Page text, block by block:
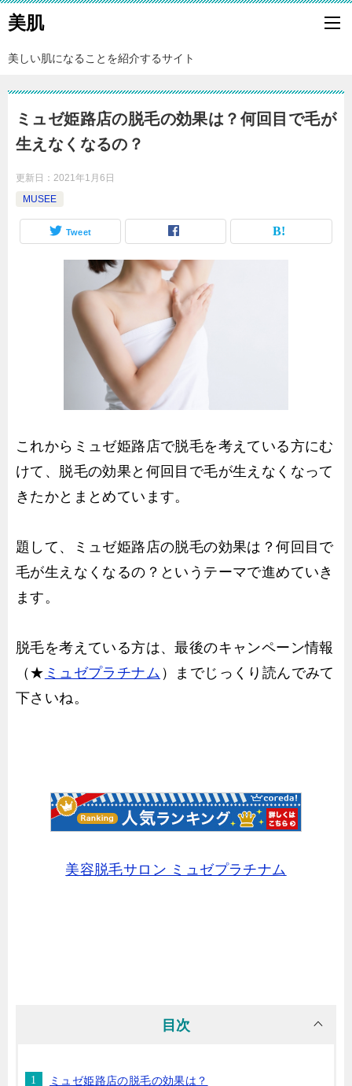
美肌
美しい肌になることを紹介するサイト
ミュゼ姫路店の脱毛の効果は？何回目で毛が
生えなくなるの？
更新日： 2021年1月6日
MUSEE
Tweet
これからミュゼ姫路店で脱毛を考えている方にむ
けて、脱毛の効果と何回目で毛が生えなくなって
きたかとまとめています。
題して、ミュゼ姫路店の脱毛の効果は？何回目で
毛が生えなくなるの？というテーマで進めていき
ます。
脱毛を考えている方は、最後のキャンペーン情報
（★ ミュゼプラチナム ）までじっくり読んでみて
下さいね。
美容脱毛サロン ミュゼプラチナム
目次
ミュゼ姫路店の脱毛の効果は？